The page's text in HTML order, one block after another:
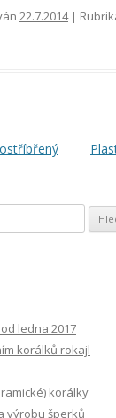
22.7.2014|
ledna 2017
korálků rokajl
korálky
výrobu šperků